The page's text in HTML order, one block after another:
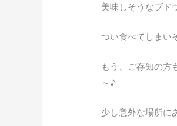
美味しそうなブド
つい食べてしま
もう、ご存知の方
～♪
少し意外な場所に